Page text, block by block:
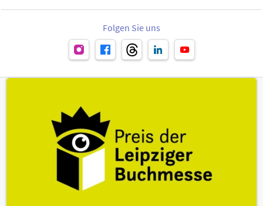
Folgen Sie uns